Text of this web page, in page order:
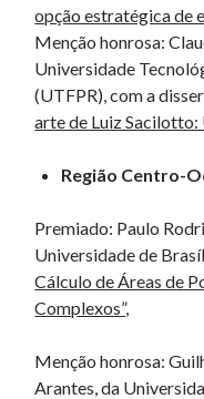
opção estratégica de
Menção honrosa:
Universidade
(UTFPR), com a
arte de Luiz
Região Centro-
Premiado: Paulo
Universidade de
Cálculo de Áreas de
Complexos”,
Menção honrosa:
Arantes, da